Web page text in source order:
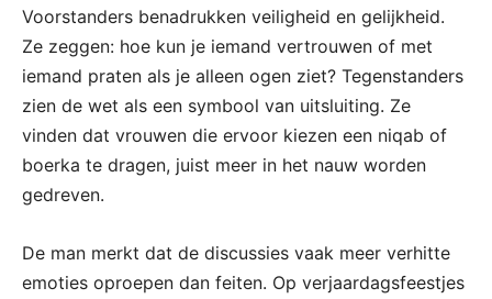
Voorstanders benadrukken veiligheid en gelijkheid.
Ze zeggen: hoe kun je iemand vertrouwen of met
iemand praten als je alleen ogen ziet? Tegenstanders
zien de wet als een symbool van uitsluiting. Ze
vinden dat vrouwen die ervoor kiezen een niqab of
boerka te dragen, juist meer in het nauw worden
gedreven.
De man merkt dat de discussies vaak meer verhitte
emoties oproepen dan feiten. Op verjaardagsfeestjes